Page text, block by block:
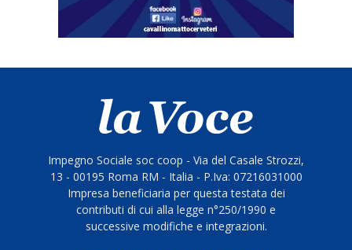
Impegno Sociale soc coop - Via del Casale Strozzi,
13 - 00195 Roma RM - Italia - P.Iva: 07216031000
Impresa beneficiaria per questa testata dei
contributi di cui alla legge n°250/1990 e
successive modifiche e integrazioni.